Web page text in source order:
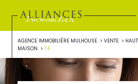
AGENCE IMMOBILIÈRE MULHOUSE VENTE
MAISON
T4